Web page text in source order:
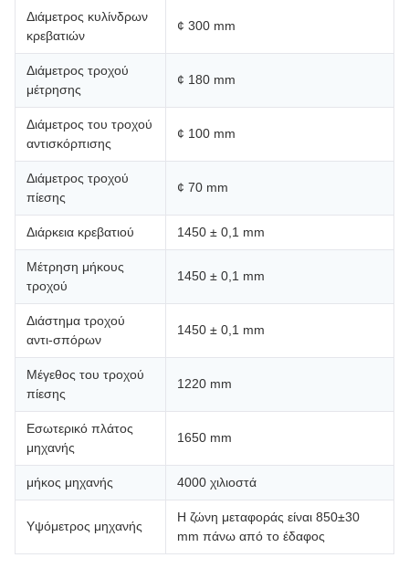
Διάμετρος κυλίνδρων
κρεβατιών
¢ 300 mm
Διάμετρος τροχού
μέτρησης
¢ 180 mm
Διάμετρος του τροχού
αντισκόρπισης
¢ 100 mm
Διάμετρος τροχού
πίεσης
¢ 70 mm
Διάρκεια κρεβατιού 1450 ± 0,1 mm
Μέτρηση μήκους
τροχού
1450 ± 0,1 mm
Διάστημα τροχού
αντι-σπόρων
1450 ± 0,1 mm
Μέγεθος του τροχού
πίεσης
1220 mm
Εσωτερικό πλάτος
μηχανής
1650 mm
μήκος μηχανής 4000 χιλιοστά
Υψόμετρος μηχανής
Η ζώνη μεταφοράς είναι 850±30
mm πάνω από το έδαφος